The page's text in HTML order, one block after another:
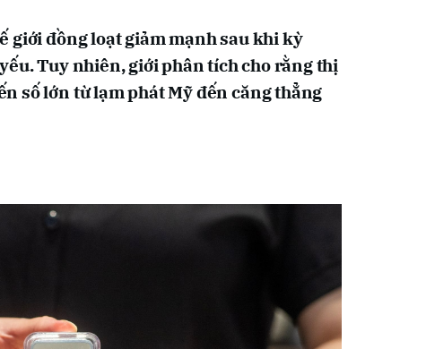
giới đồng loạt giảm mạnh sau khi kỳ
Tuy nhiên, giới phân tích cho rằng thị
số lớn từ lạm phát Mỹ đến căng thẳng